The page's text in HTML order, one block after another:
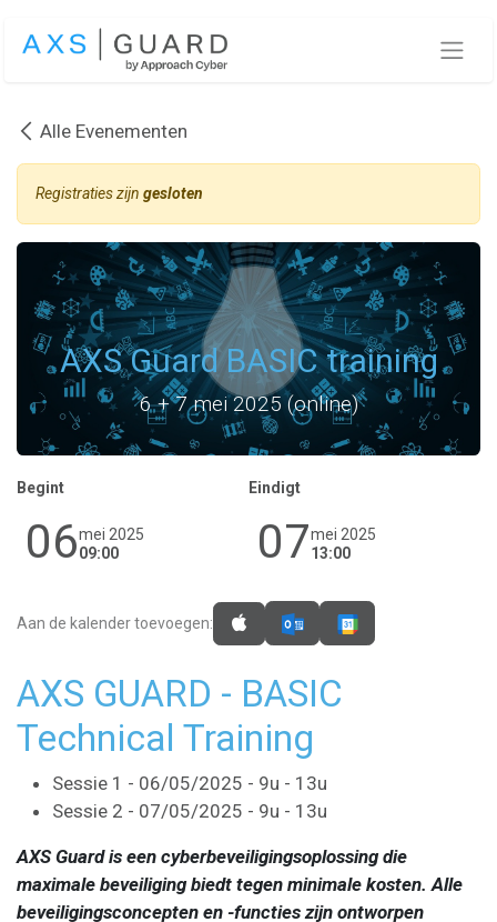
Alle Evenementen
Registraties zijn gesloten
AXS Guard BASIC training
6 + 7 mei 2025 (online)
Begint
06mei 2025
09:00
Eindigt
07mei 2025
13:00
Aan de kalender toevoegen:
AXS GUARD - BASIC
Technical Training
Sessie 1 - 06/05/2025 - 9u - 13u
Sessie 2 - 07/05/2025 - 9u - 13u
AXS Guard is een cyberbeveiligingsoplossing die
maximale beveiliging biedt tegen minimale kosten. Alle
beveiligingsconcepten en -functies zijn ontworpen